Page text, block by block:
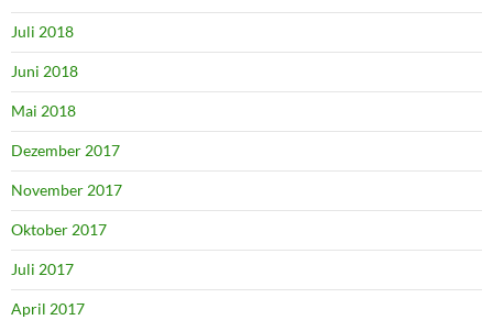
Juli 2018
Juni 2018
Mai 2018
Dezember 2017
November 2017
Oktober 2017
Juli 2017
April 2017